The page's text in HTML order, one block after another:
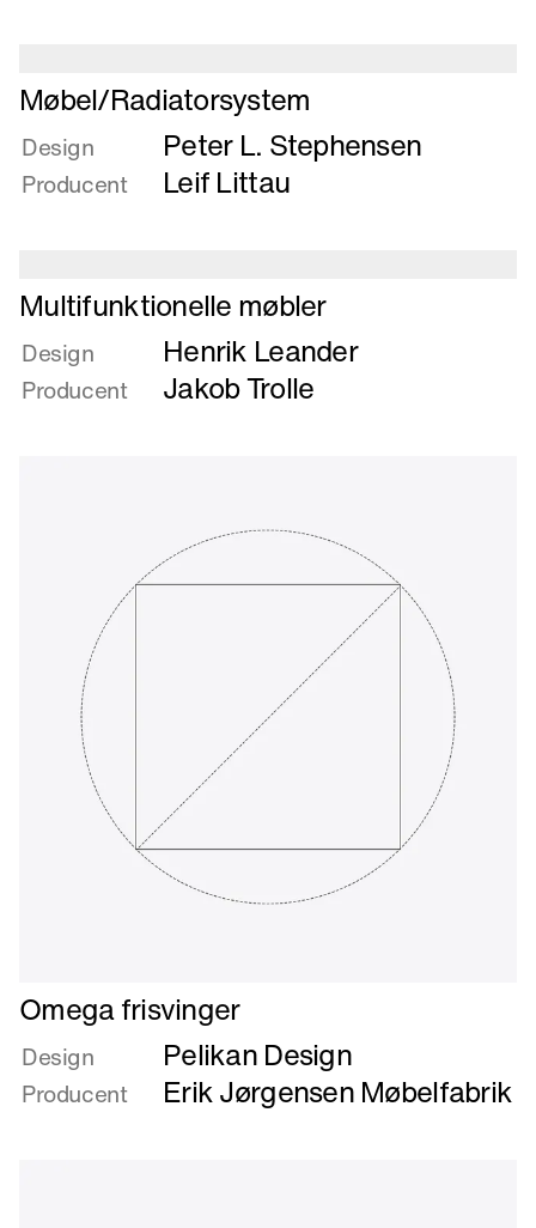
Læs
mere
om
Møbel/Radiatorsystem
Møbel/Radiatorsystem
Design Peter L. Stephensen
Producent Leif Littau
Læs
mere
om
Multifunktionelle
møbler
Multifunktionelle møbler
Design Henrik Leander
Producent Jakob Trolle
Læs
mere
om
Omega
frisvinger
Omega frisvinger
Design Pelikan Design
Producent Erik Jørgensen Møbelfabrik